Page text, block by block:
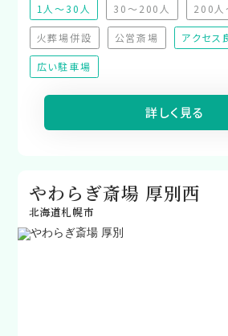
1人～30人
30～200人
（非推奨）
200人
火葬場併設
（非対応）
公営斎場
（非対応）
アクセス
広い駐車場
詳しく見る
やわらぎ斎場 厚別西
北海道札幌市